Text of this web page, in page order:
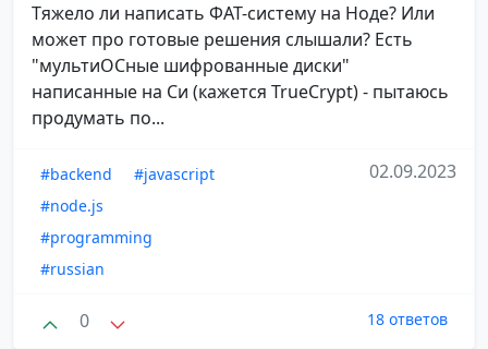
Тяжело ли написать ФАТ-систему на Ноде? Или
может про готовые решения слышали? Есть
"мультиОСные шифрованные диски"
написанные на Си (кажется TrueCrypt) - пытаюсь
продумать по...
#backend
#javascript
#node.js
#programming
#russian
02.09.2023
0 18 ответов